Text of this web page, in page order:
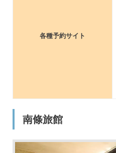
各種予約サイト
南條旅館